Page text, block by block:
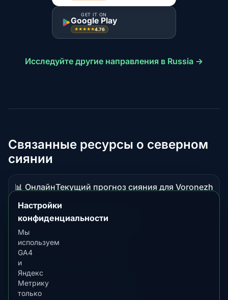
GET IT ON
Google Play
★★★★★4.76
Исследуйте другие направления в Russia →
Связанные ресурсы о северном
сиянии
📊 Онлайн
Данные
в
реальном
времени
Текущий прогноз сияния для Voronezh
📖 Гид
Материал-
руководство
Обзор сияния в Russia
📖 Гид
Материал-
руководство
📖 Гид
Материал-
Лучшее время в Perth
Настройки
конфиденциальности
Мы
используем
GA4
и
Яндекс
Метрику
только